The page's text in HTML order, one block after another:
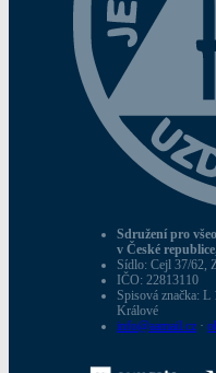
Sdružení pro
v České
Sídlo: Cejl 37/62,
IČO: 22813110
Spisová značka:
Králové
info@aamail.cz ·